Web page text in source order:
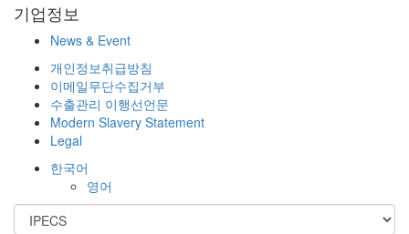
기업정보
News & Event
개인정보취급방침
이메일무단수집거부
수출관리 이행선언문
Modern Slavery Statement
Legal
한국어
영어